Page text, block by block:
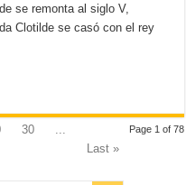
se remonta al siglo V,
Clotilde se casó con el rey
Page 1 of 78
30
Last »